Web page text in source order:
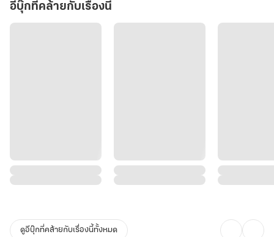
อีบุ๊กที่คล้ายกับเรื่องนี้
ดูอีบุ๊กที่คล้ายกับเรื่องนี้ทั้งหมด